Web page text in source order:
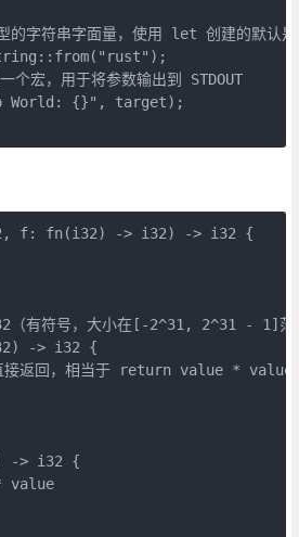
字符串字面量，使用 let 创建的默认是
个宏，用于将参数输出到 STDOUT
World: {}", target);
f: fn(i32) -> i32) -> i32 {
（有符号，大小在[-2^31, 2^31 - 1]范
-> i32 {
接返回，相当于 return value *
-> i32 {
value